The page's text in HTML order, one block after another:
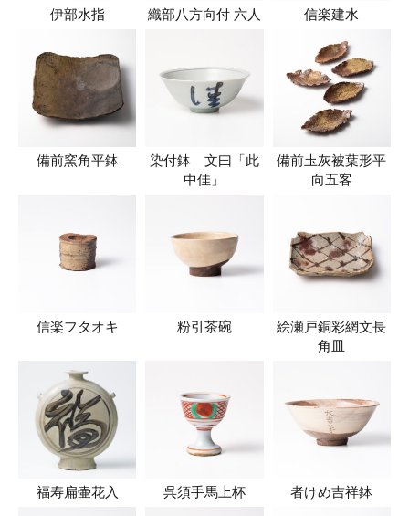
伊部水指 織部八方向付 六人 信楽建水
備前窯角平鉢
染付鉢 文曰「此
中佳」
備前圡灰被葉形平
向五客
信楽フタオキ 粉引茶碗
絵瀬戸銅彩網文長
角皿
福寿扁壷花入 呉須手馬上杯 者けめ吉祥鉢